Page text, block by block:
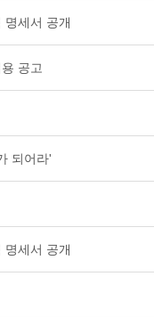
명세서 공개
공고
되어라'
명세서 공개